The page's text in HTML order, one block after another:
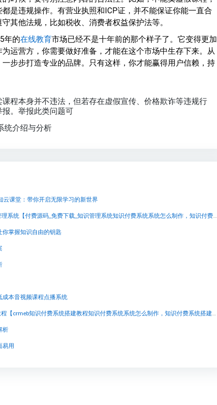
是违规操作。有营业执照和ICP证，并不能保证你能一直合
其他法规，比如税收、消费者权益保护法等。
年的在线教育市场已经不是十年前的那个样子了。它变得更加
运营方，你需要做好准备，才能在这个市场中生存下来。从
步步打造专业的品牌。只有这样，你才能赢得用户信赖，持
课程本身并不违法，但若存在虚假宣传、价格欺诈等违规行
报。举报此类问题可
统介绍与分析
云课堂：带你开启无限学习的新世界
付费源码_免费下载_知识管理系统【付费源码_免费下载_知识管理系统知识付费系统系统怎么制作，知识付费系统搭建使用教程】
掌握知识自由的钥匙
本音视频课程点播系统
crmeb知识付费系统搭建教程【crmeb知识付费系统搭建教程知识付费系统系统怎么制作，知识付费系统搭建使用教程】
析
易用